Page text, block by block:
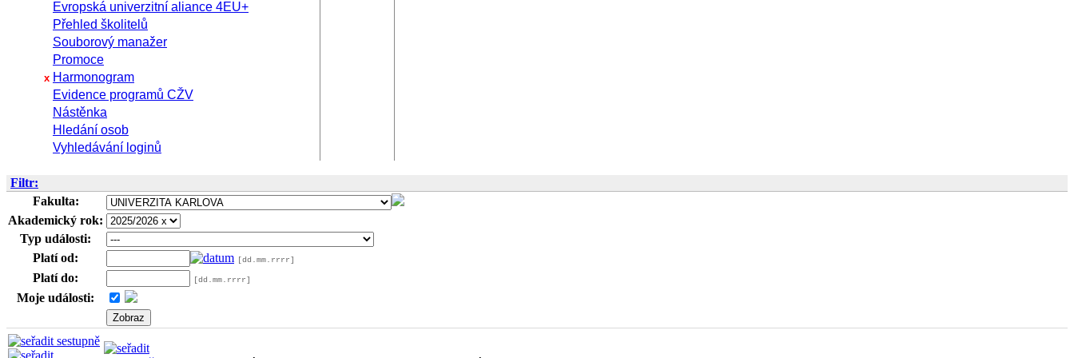
Evropská univerzitní aliance 4EU+
Přehled školitelů
Souborový manažer
Promoce
x Harmonogram
Evidence programů CŽV
Nástěnka
Hledání osob
Vyhledávání loginů
Filtr:
Fakulta:
Akademický rok:
Typ události:
Platí od:
[dd.mm.rrrr]
Platí do: [dd.mm.rrrr]
Moje události: